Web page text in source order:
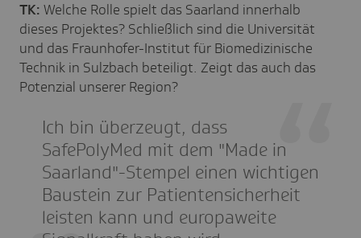
TK: Welche Rolle spielt das Saarland innerhalb
dieses Projektes? Schließlich sind die Universität
und das Fraunhofer-Institut für Biomedizinische
Technik in Sulzbach beteiligt. Zeigt das auch das
Potenzial unserer Region?
Ich bin überzeugt, dass
SafePolyMed mit dem "Made in
Saarland"-Stempel einen wichtigen
Baustein zur Patientensicherheit
leisten kann und europaweite